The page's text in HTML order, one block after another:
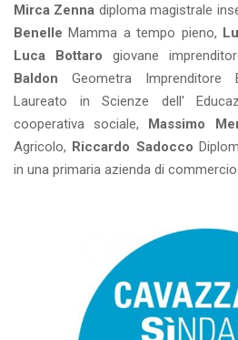
Mirca Zenna diploma magistrale
Benelle Mamma a tempo pieno,
Luca Bottaro giovane
Baldon Geometra Imprenditore
Laureato in Scienze dell'
cooperativa sociale,
Massimo
Agricolo, Riccardo Sadocco
in una primaria azienda di commercio.